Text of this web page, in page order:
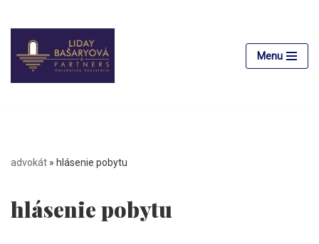
Preskočiť
na
obsah
Menu
advokát » hlásenie pobytu
hlásenie pobytu